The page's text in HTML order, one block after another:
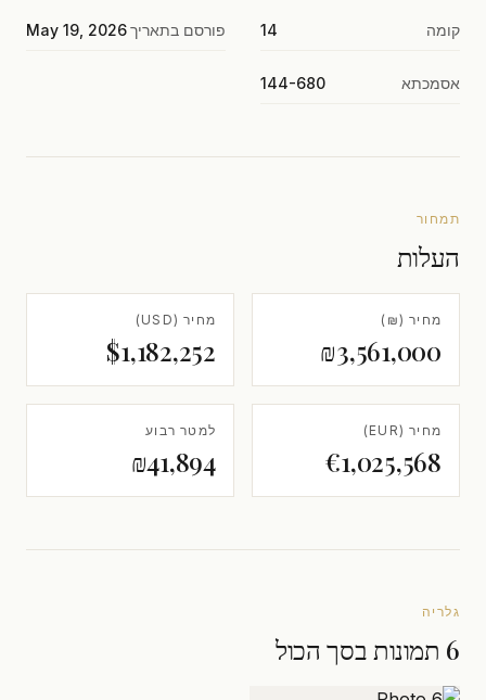
קומה 14 פורסם בתאריךMay 19, 2026
אסמכתא 144-680
תמחור
העלות
מחיר (₪)
₪3,561,000
מחיר (USD)
$1,182,252
מחיר (EUR)
€1,025,568
למטר רבוע
₪41,894
גלריה
6 תמונות בסך הכול